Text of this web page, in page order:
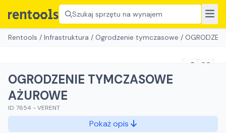
Szukaj sprzętu na wynajem
Rentools / Infrastruktura / Ogrodzenie tymczasowe /
OGRODZENIE TYMCZASOWE
AŻUROWE
ID:7654 -VERENT
Pokaż opis